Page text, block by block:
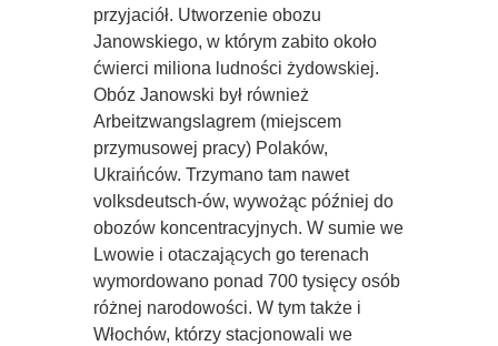
przyjaciół. Utworzenie obozu
Janowskiego, w którym zabito około
ćwierci miliona ludności żydowskiej.
Obóz Janowski był również
Arbeitzwangslagrem (miejscem
przymusowej pracy) Polaków,
Ukraińców. Trzymano tam nawet
volksdeutsch-ów, wywożąc później do
obozów koncentracyjnych. W sumie we
Lwowie i otaczających go terenach
wymordowano ponad 700 tysięcy osób
różnej narodowości. W tym także i
Włochów, którzy stacjonowali we